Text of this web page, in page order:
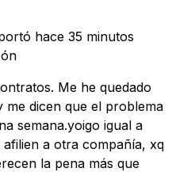
hace 35 minutos
Me he quedado
me dicen que el problema
semana.yoigo igual a
a otra compañía, xq
la pena más que